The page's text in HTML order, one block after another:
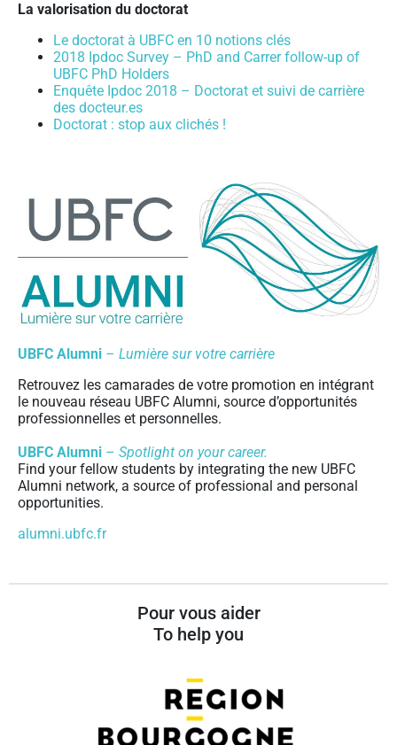
La valorisation du doctorat
Le doctorat à UBFC en 10 notions clés
2018 Ipdoc Survey – PhD and Carrer follow-up of
UBFC PhD Holders
Enquête Ipdoc 2018 – Doctorat et suivi de carrière
des docteur.es
Doctorat : stop aux clichés !
UBFC Alumni – Lumière sur votre carrière
Retrouvez les camarades de votre promotion en intégrant
le nouveau réseau UBFC Alumni, source d’opportunités
professionnelles et personnelles.
UBFC Alumni – Spotlight on your career.
Find your fellow students by integrating the new UBFC
Alumni network, a source of professional and personal
opportunities.
alumni.ubfc.fr
Pour vous aider
To help you